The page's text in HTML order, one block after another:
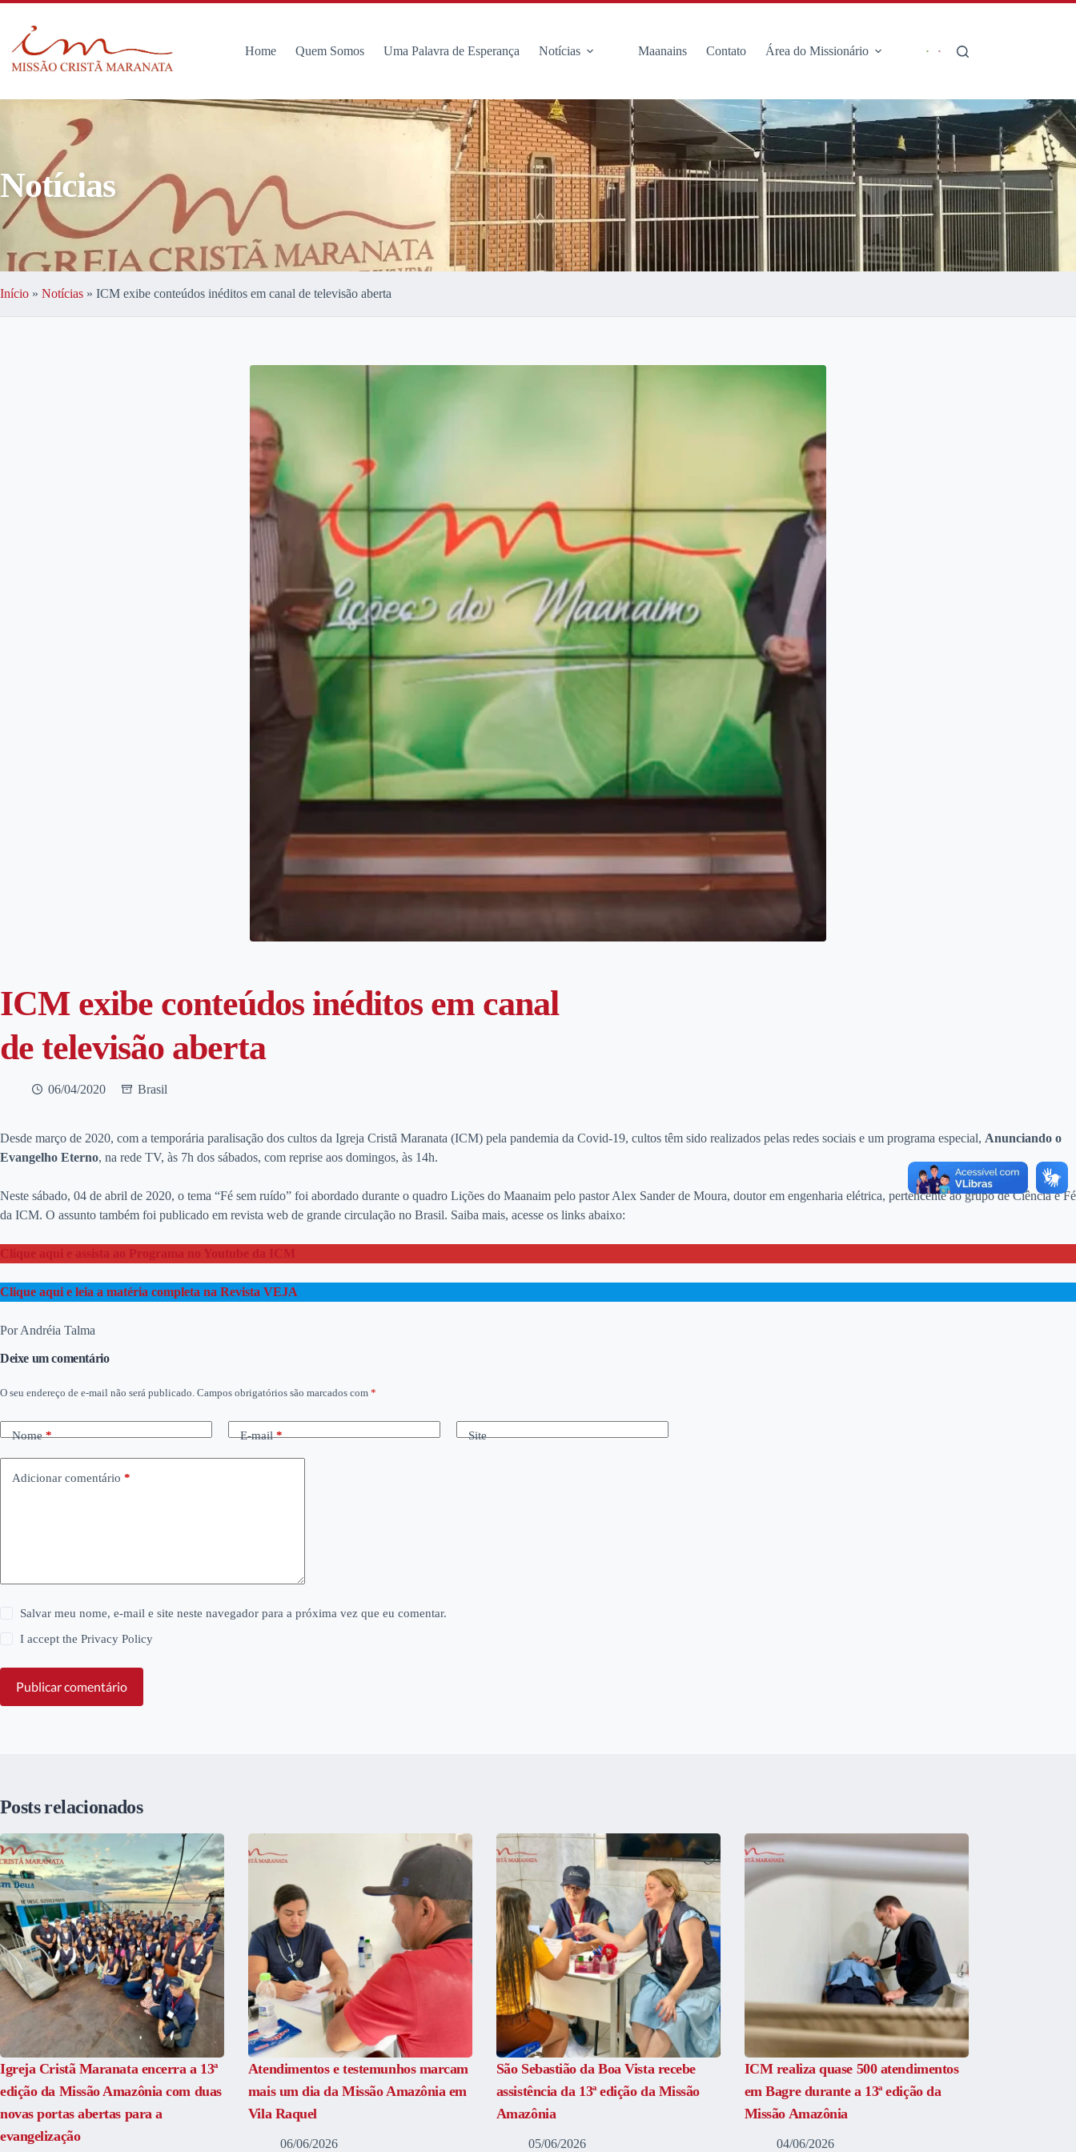
Home Quem Somos Uma Palavra de Esperança Notícias Maanains Contato Área do Missionário
Notícias
Início » Notícias » ICM exibe conteúdos inéditos em canal de televisão aberta
ICM exibe conteúdos inéditos em canal
de televisão aberta
06/04/2020 Brasil
Desde março de 2020, com a temporária paralisação dos cultos da Igreja Cristã Maranata (ICM) pela pandemia da Covid-19, cultos têm sido realizados pelas redes sociais e um programa especial, Anunciando o
Evangelho Eterno, na rede TV, às 7h dos sábados, com reprise aos domingos, às 14h.
Neste sábado, 04 de abril de 2020, o tema “Fé sem ruído” foi abordado durante o quadro Lições do Maanaim pelo pastor Alex Sander de Moura, doutor em engenharia elétrica, pertencente ao grupo de Ciência e Fé
da ICM. O assunto também foi publicado em revista web de grande circulação no Brasil. Saiba mais, acesse os links abaixo:
Clique aqui e assista ao Programa no Youtube da ICM
Clique aqui e leia a matéria completa na Revista VEJA
Por Andréia Talma
Deixe um comentário
O seu endereço de e-mail não será publicado. Campos obrigatórios são marcados com *
Nome* E-mail* Site
Adicionar comentário *
Salvar meu nome, e-mail e site neste navegador para a próxima vez que eu comentar.
I accept thePrivacy Policy
Publicar comentário
Posts relacionados
Igreja Cristã Maranata encerra a 13ª
edição da Missão Amazônia com duas
novas portas abertas para a
evangelização
Atendimentos e testemunhos marcam
mais um dia da Missão Amazônia em
Vila Raquel
06/06/2026
São Sebastião da Boa Vista recebe
assistência da 13ª edição da Missão
Amazônia
05/06/2026
ICM realiza quase 500 atendimentos
em Bagre durante a 13ª edição da
Missão Amazônia
04/06/2026